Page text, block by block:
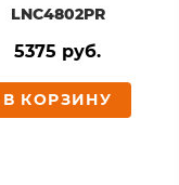
LNC4802PR
5375 руб.
В КОРЗИНУ